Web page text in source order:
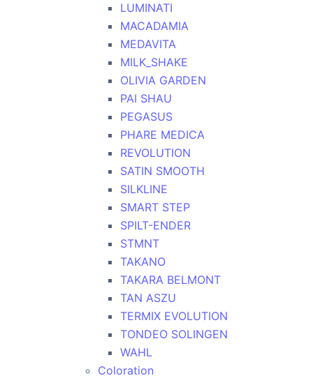
LUMINATI
MACADAMIA
MEDAVITA
MILK_SHAKE
OLIVIA GARDEN
PAI SHAU
PEGASUS
PHARE MEDICA
REVOLUTION
SATIN SMOOTH
SILKLINE
SMART STEP
SPILT-ENDER
STMNT
TAKANO
TAKARA BELMONT
TAN ASZU
TERMIX EVOLUTION
TONDEO SOLINGEN
WAHL
Coloration